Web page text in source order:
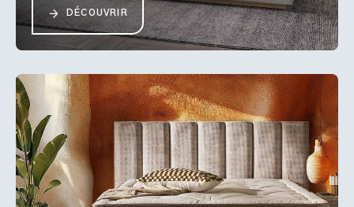
DÉCOUVRIR